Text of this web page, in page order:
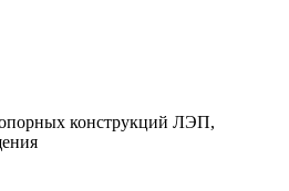
конструкций ЛЭП,